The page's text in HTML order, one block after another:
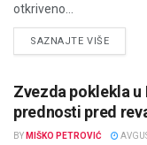
otkriveno...
SAZNAJTE VIŠEDETAILS
Zvezda poklekla
prednosti pred
BY MIŠKO PETROVIĆ